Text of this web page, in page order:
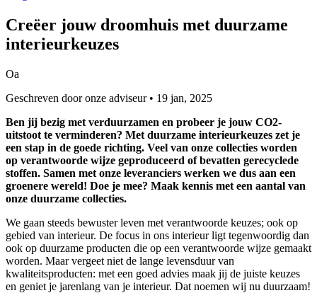
Creëer jouw droomhuis met duurzame
interieurkeuzes
Oa
Geschreven door onze adviseur • 19 jan, 2025
Ben jij bezig met verduurzamen en probeer je jouw CO2-
uitstoot te verminderen? Met duurzame interieurkeuzes zet je
een stap in de goede richting. Veel van onze collecties worden
op verantwoorde wijze geproduceerd of bevatten gerecyclede
stoffen. Samen met onze leveranciers werken we dus aan een
groenere wereld! Doe je mee? Maak kennis met een aantal van
onze duurzame collecties.
We gaan steeds bewuster leven met verantwoorde keuzes; ook op
gebied van interieur. De focus in ons interieur ligt tegenwoordig dan
ook op duurzame producten die op een verantwoorde wijze gemaakt
worden. Maar vergeet niet de lange levensduur van
kwaliteitsproducten: met een goed advies maak jij de juiste keuzes
en geniet je jarenlang van je interieur. Dat noemen wij nu duurzaam!